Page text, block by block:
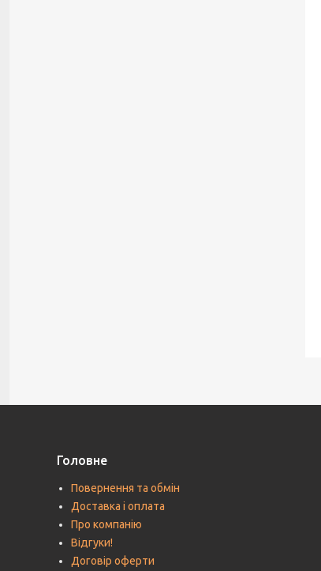
Головне
Повернення та обмін
Доставка і оплата
Про компанію
Відгуки!
Договір оферти